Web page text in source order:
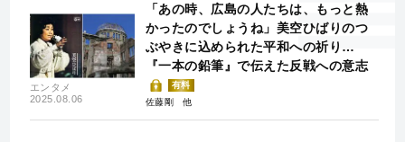
エンタメ
2025.08.06
「あの時、広島の人たちは、もっと熱
かったのでしょうね」美空ひばりのつ
ぶやきに込められた平和への祈り…
『一本の鉛筆』で伝えた反戦への意志
有料
佐藤剛